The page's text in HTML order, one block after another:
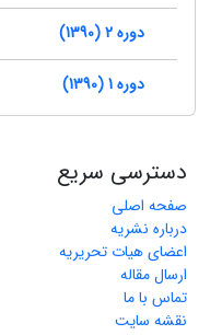
دوره 2 (1390)
دوره 1 (1390)
دسترسی سریع
صفحه اصلی
درباره نشریه
اعضای هیات تحریریه
ارسال مقاله
تماس با ما
نقشه سایت